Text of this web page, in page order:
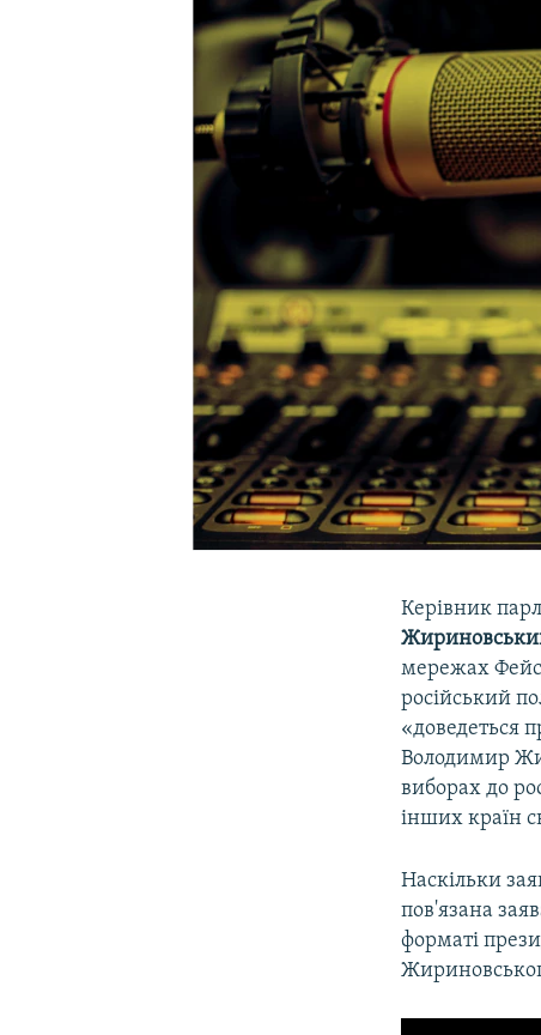
УКРАЇНСЬКА ПРОБЛЕМА КРИМУ
Керівник
мережах
російський
«доведеться
Володимир
виборах до
інших країн
Наскільки
пов'язана
форматі